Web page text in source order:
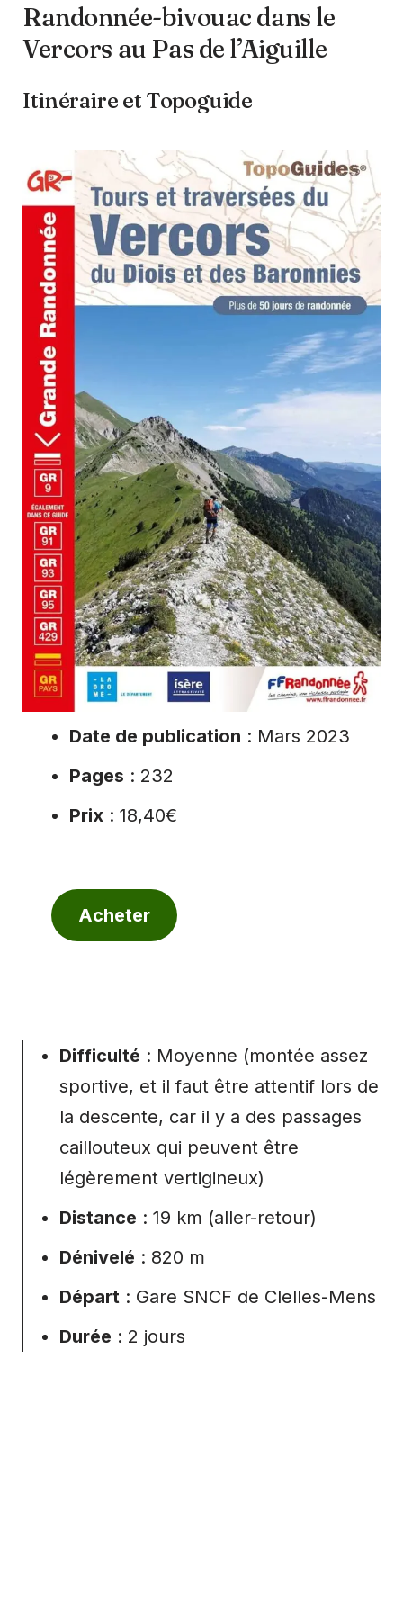
Randonnée-bivouac dans le
Vercors au Pas de l’Aiguille
Itinéraire et Topoguide
Date de publication : Mars 2023
Pages : 232
Prix: 18,40€
Acheter
Difficulté : Moyenne (montée assez
sportive, et il faut être attentif lors de
la descente, car il y a des passages
caillouteux qui peuvent être
légèrement vertigineux)
Distance : 19 km (aller-retour)
Dénivelé : 820 m
Départ : Gare SNCF de Clelles-Mens
Durée : 2 jours